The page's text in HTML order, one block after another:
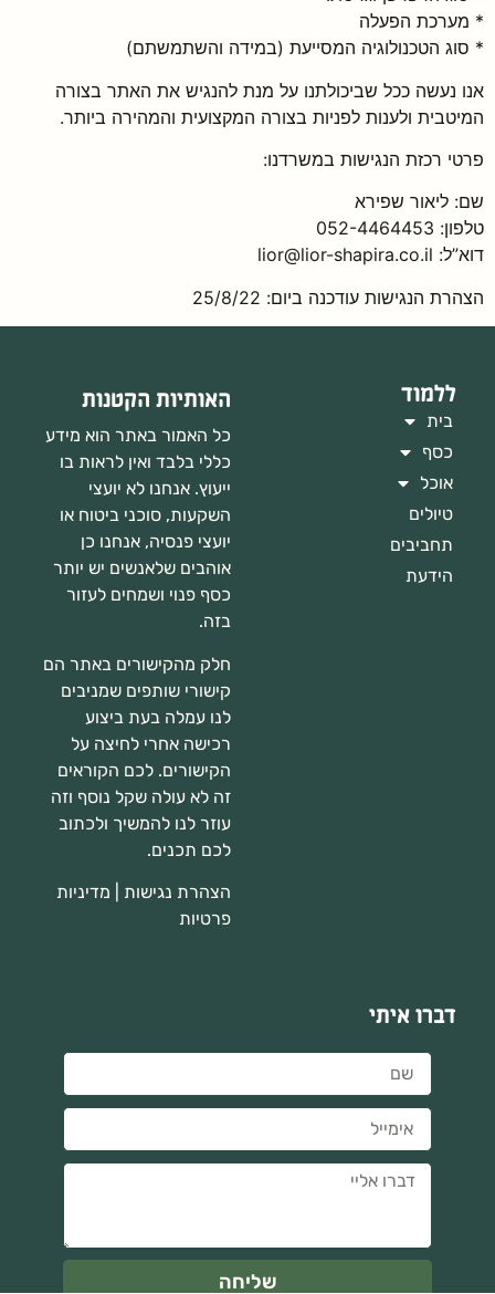
* מערכת הפעלה
* סוג הטכנולוגיה המסייעת (במידה והשתמשתם)
אנו נעשה ככל שביכולתנו על מנת להנגיש את האתר בצורה
המיטבית ולענות לפניות בצורה המקצועית והמהירה ביותר.
פרטי רכזת הנגישות במשרדנו:
שם: ליאור שפירא
טלפון: 052-4464453
דוא”ל: lior@lior-shapira.co.il
הצהרת הנגישות עודכנה ביום: 25/8/22
ללמוד
בית
כסף
אוכל
טיולים
תחביבים
הידעת
האותיות הקטנות
כל האמור באתר הוא מידע
כללי בלבד ואין לראות בו
ייעוץ. אנחנו לא יועצי
השקעות, סוכני ביטוח או
יועצי פנסיה, אנחנו כן
אוהבים שלאנשים יש יותר
כסף פנוי ושמחים לעזור
בזה.
חלק מהקישורים באתר הם
קישורי שותפים שמניבים
לנו עמלה בעת ביצוע
רכישה אחרי לחיצה על
הקישורים. לכם הקוראים
זה לא עולה שקל נוסף וזה
עוזר לנו להמשיך ולכתוב
לכם תכנים.
הצהרת נגישות
מדיניות
פרטיות
דברו איתי
שליחה